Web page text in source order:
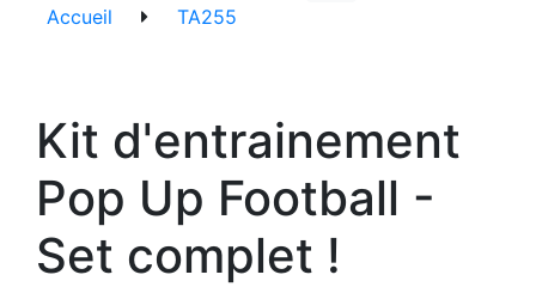
Accueil TA255
Kit d'entrainement
Pop Up Football -
Set complet !